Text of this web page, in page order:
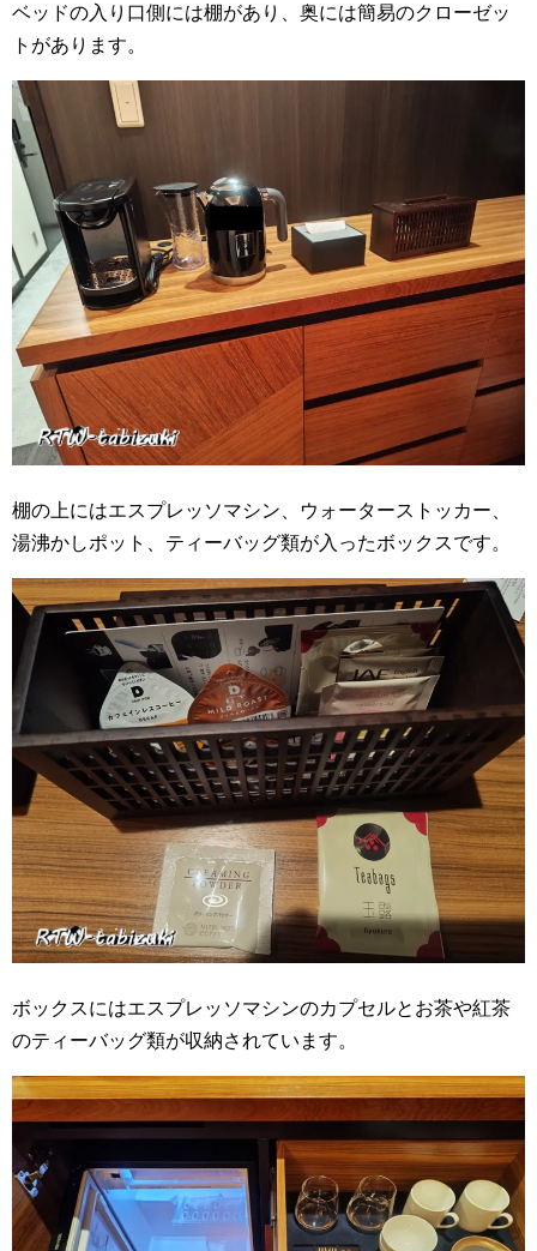
ベッドの入り口側には棚があり、奥には簡易のクローゼッ
トがあります。
棚の上にはエスプレッソマシン、ウォーターストッカー、
湯沸かしポット、ティーバッグ類が入ったボックスです。
ボックスにはエスプレッソマシンのカプセルとお茶や紅茶
のティーバッグ類が収納されています。